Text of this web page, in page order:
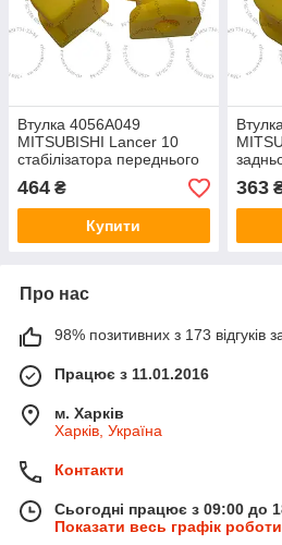
Втулка 4056A049
MITSUBISHI Lancer 10
стабілізатора переднього
464 ₴
Купити
363
Про нас
98% позитивних з 173 відгуків
Працює з 11.01.2016
м. Харків
Харків, Україна
Контакти
Сьогодні працює з 09:00 до
Показати весь графік роботи